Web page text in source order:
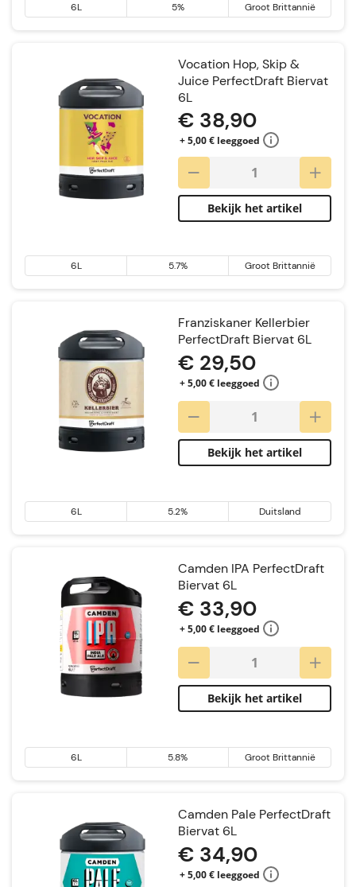
6L 5% Groot Brittannië
Vocation Hop, Skip &
Juice PerfectDraft Biervat
6L
€ 38,90
+ 5,00 € leeggoed
Bekijk het artikel
6L 5.7% Groot Brittannië
Franziskaner Kellerbier
PerfectDraft Biervat 6L
€ 29,50
+ 5,00 € leeggoed
Bekijk het artikel
6L 5.2% Duitsland
Camden IPA PerfectDraft
Biervat 6L
€ 33,90
+ 5,00 € leeggoed
Bekijk het artikel
6L 5.8% Groot Brittannië
Camden Pale PerfectDraft
Biervat 6L
€ 34,90
+ 5,00 € leeggoed